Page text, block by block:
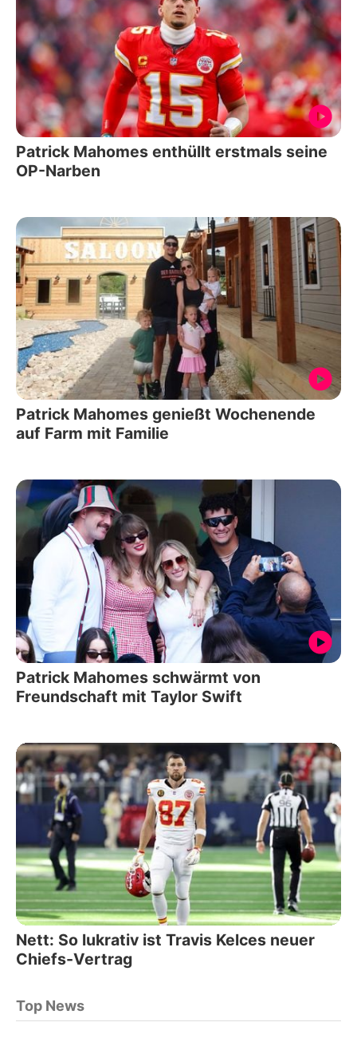
Patrick Mahomes enthüllt erstmals seine
OP-Narben
Patrick Mahomes genießt Wochenende
auf Farm mit Familie
Patrick Mahomes schwärmt von
Freundschaft mit Taylor Swift
Nett: So lukrativ ist Travis Kelces neuer
Chiefs-Vertrag
Top News